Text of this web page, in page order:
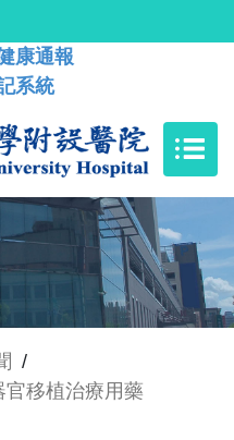
康通報
系統
/
官移植治療用藥